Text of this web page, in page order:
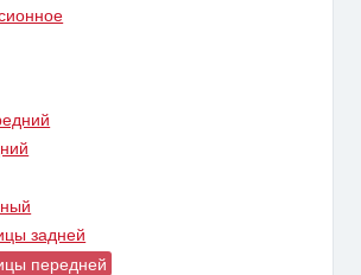
задней
передней